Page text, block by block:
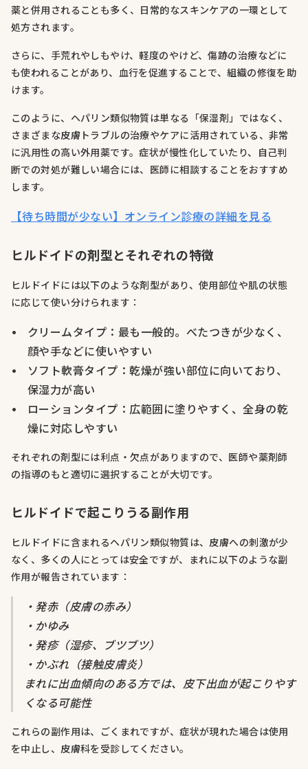
薬と併用されることも多く、日常的なスキンケアの一環として
処方されます。
さらに、手荒れやしもやけ、軽度のやけど、傷跡の治療などに
も使われることがあり、血行を促進することで、組織の修復を助
けます。
このように、ヘパリン類似物質は単なる「保湿剤」ではなく、
さまざまな皮膚トラブルの治療やケアに活用されている、非常
に汎用性の高い外用薬です。症状が慢性化していたり、自己判
断での対処が難しい場合には、医師に相談することをおすすめ
します。
【待ち時間が少ない】オンライン診療の詳細を見る
ヒルドイドの剤型とそれぞれの特徴
ヒルドイドには以下のような剤型があり、使用部位や肌の状態
に応じて使い分けられます：
クリームタイプ：最も一般的。べたつきが少なく、
顔や手などに使いやすい
ソフト軟膏タイプ：乾燥が強い部位に向いており、
保湿力が高い
ローションタイプ：広範囲に塗りやすく、全身の乾
燥に対応しやすい
それぞれの剤型には利点・欠点がありますので、医師や薬剤師
の指導のもと適切に選択することが大切です。
ヒルドイドで起こりうる副作用
ヒルドイドに含まれるヘパリン類似物質は、皮膚への刺激が少
なく、多くの人にとっては安全ですが、まれに以下のような副
作用が報告されています：
・発赤（皮膚の赤み）
・かゆみ
・発疹（湿疹、ブツブツ）
・かぶれ（接触皮膚炎）
まれに出血傾向のある方では、皮下出血が起こりやす
くなる可能性
これらの副作用は、ごくまれですが、症状が現れた場合は使用
を中止し、皮膚科を受診してください。